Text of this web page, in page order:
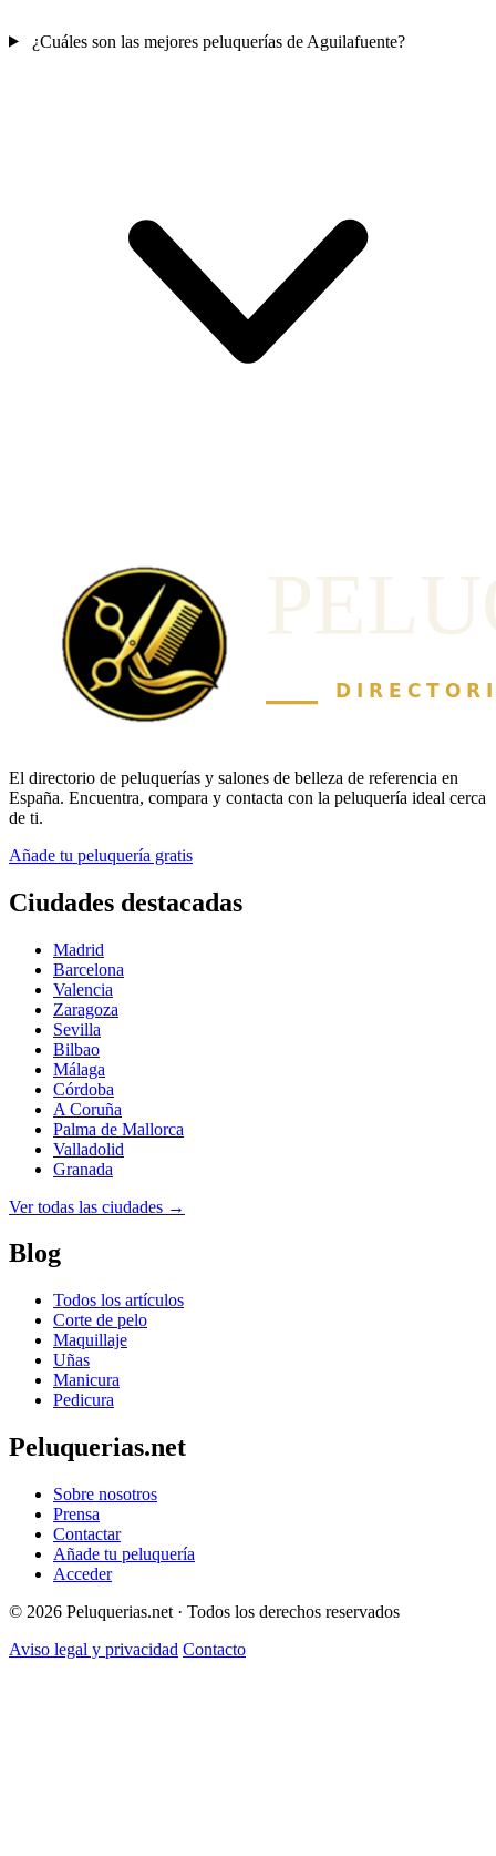
¿Cuáles son las mejores peluquerías de Aguilafuente?
El directorio de peluquerías y salones de belleza de referencia en
España. Encuentra, compara y contacta con la peluquería ideal cerca
de ti.
Añade tu peluquería gratis
Ciudades destacadas
Madrid
Barcelona
Valencia
Zaragoza
Sevilla
Bilbao
Málaga
Córdoba
A Coruña
Palma de Mallorca
Valladolid
Granada
Ver todas las ciudades →
Blog
Todos los artículos
Corte de pelo
Maquillaje
Uñas
Manicura
Pedicura
Peluquerias.net
Sobre nosotros
Prensa
Contactar
Añade tu peluquería
Acceder
© 2026 Peluquerias.net · Todos los derechos reservados
Aviso legal y privacidad Contacto